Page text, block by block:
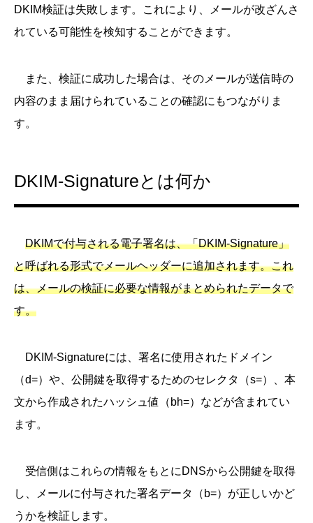
DKIM検証は失敗します。これにより、メールが改ざんさ
れている可能性を検知することができます。
また、検証に成功した場合は、そのメールが送信時の
内容のまま届けられていることの確認にもつながりま
す。
DKIM-Signatureとは何か
DKIMで付与される電子署名は、「DKIM-Signature」
と呼ばれる形式でメールヘッダーに追加されます。これ
は、メールの検証に必要な情報がまとめられたデータで
す。
DKIM-Signatureには、署名に使用されたドメイン
（d=）や、公開鍵を取得するためのセレクタ（s=）、本
文から作成されたハッシュ値（bh=）などが含まれてい
ます。
受信側はこれらの情報をもとにDNSから公開鍵を取得
し、メールに付与された署名データ（b=）が正しいかど
うかを検証します。